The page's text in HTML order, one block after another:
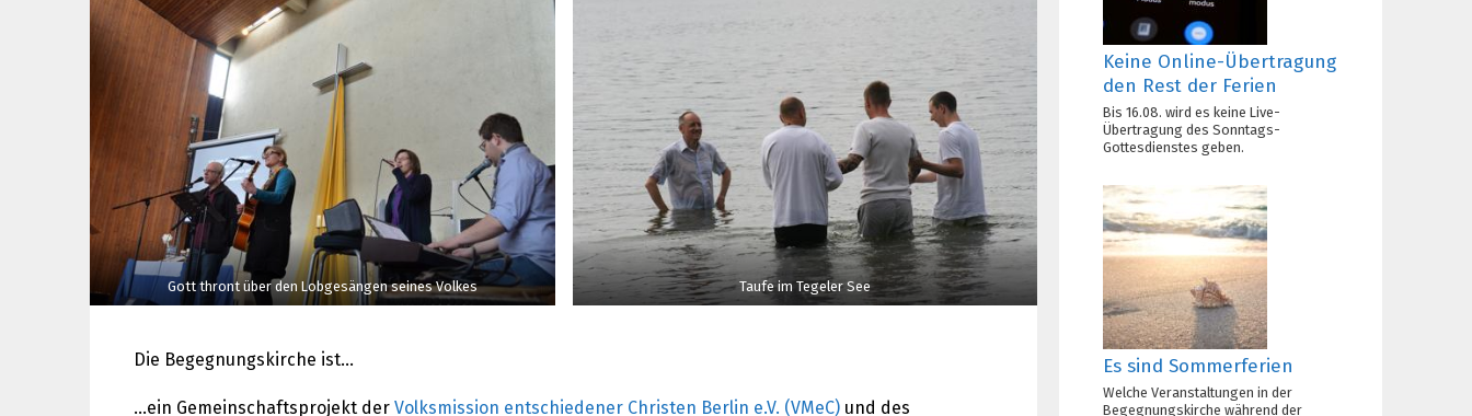
Gott thront über den Lobgesängen seines Volkes Taufe im Tegeler See
Die Begegnungskirche ist…
…ein Gemeinschaftsprojekt der Volksmission entschiedener Christen Berlin e.V. (VMeC) und des
Keine Online-Übertragung
den Rest der Ferien
Bis 16.08. wird es keine Live-
Übertragung des Sonntags-
Gottesdienstes geben.
Es sind Sommerferien
Welche Veranstaltungen in der
Begegnungskirche während der